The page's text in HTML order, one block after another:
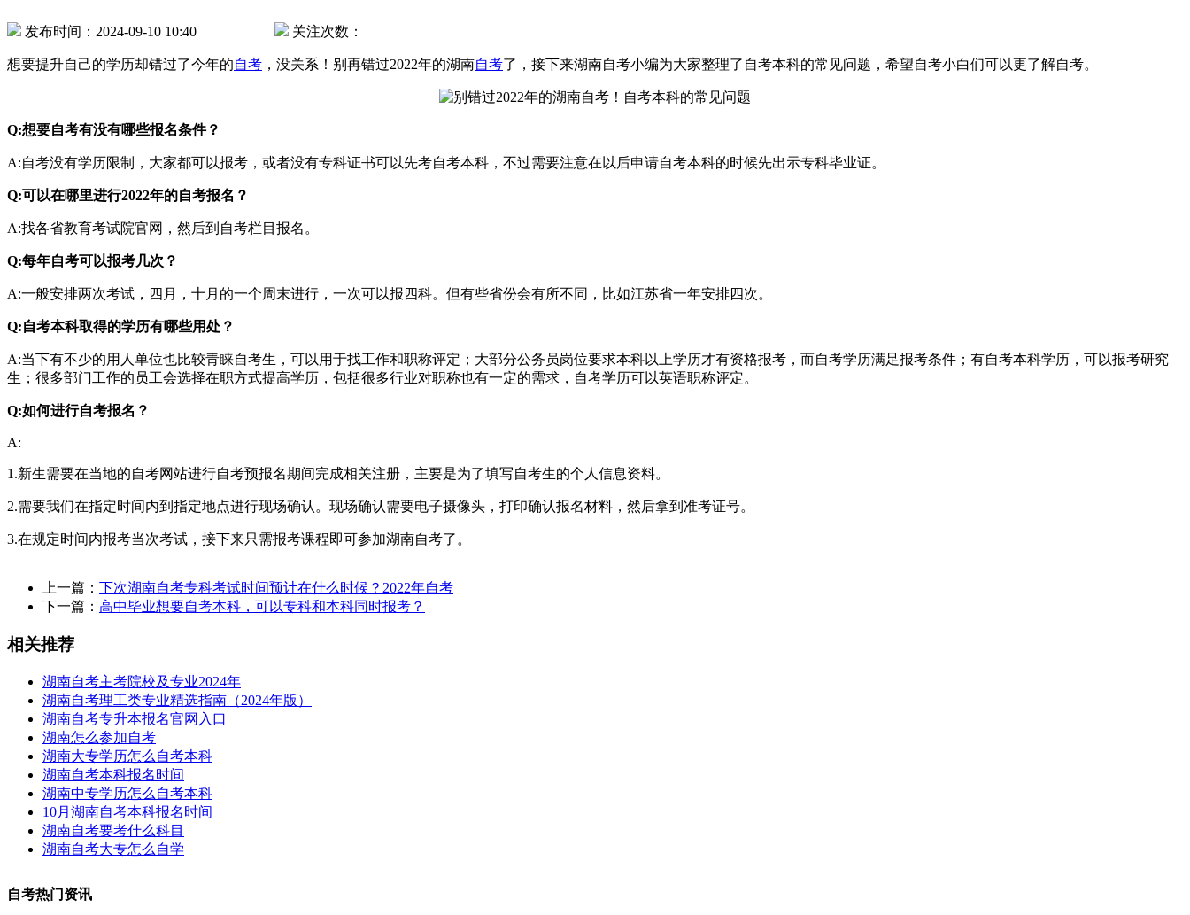
发布时间：2024-09-10 10:40 关注次数：
想要提升自己的学历却错过了今年的自考 ，没关系！别再错过2022年的湖南自考了，接下来湖南自考小编为大家整理了自考本科的常见问题，希望自考小白们可以更了解自考。
Q:想要自考有没有哪些报名条件？
A:自考没有学历限制，大家都可以报考，或者没有专科证书可以先考自考本科，不过需要注意在以后申请自考本科的时候先出示专科毕业证。
Q:可以在哪里进行2022年的自考报名？
A:找各省教育考试院官网，然后到自考栏目报名。
Q:每年自考可以报考几次？
A:一般安排两次考试，四月，十月的一个周末进行，一次可以报四科。但有些省份会有所不同，比如江苏省一年安排四次。
Q:自考本科取得的学历有哪些用处？
A:当下有不少的用人单位也比较青睐自考生，可以用于找工作和职称评定；大部分公务员岗位要求本科以上学历才有资格报考，而自考学历满足报考条件；有自考本科学历，可以报考研究
生；很多部门工作的员工会选择在职方式提高学历，包括很多行业对职称也有一定的需求，自考学历可以英语职称评定。
Q:如何进行自考报名？
A:
1.新生需要在当地的自考网站进行自考预报名期间完成相关注册，主要是为了填写自考生的个人信息资料。
2.需要我们在指定时间内到指定地点进行现场确认。现场确认需要电子摄像头，打印确认报名材料，然后拿到准考证号。
3.在规定时间内报考当次考试，接下来只需报考课程即可参加湖南自考了。
上一篇： 下次湖南自考专科考试时间预计在什么时候？2022年自考
下一篇： 高中毕业想要自考本科，可以专科和本科同时报考？
相关推荐
湖南自考主考院校及专业2024年
湖南自考理工类专业精选指南（2024年版）
湖南自考专升本报名官网入口
湖南怎么参加自考
湖南大专学历怎么自考本科
湖南自考本科报名时间
湖南中专学历怎么自考本科
10月湖南自考本科报名时间
湖南自考要考什么科目
湖南自考大专怎么自学
自考热门资讯